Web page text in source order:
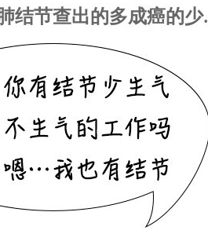
结节查出的多成癌的少.